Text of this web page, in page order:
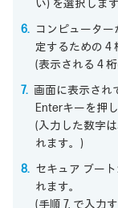
い) を選択します
コンピュータ
定するための 4
(表示される 4
画面に表示され
Enterキーを押し
(入力した数字
れます。)
セキュア ブー
れます。
(手順 7. で入力